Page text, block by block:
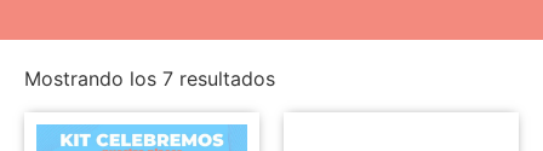
Mostrando los 7 resultados